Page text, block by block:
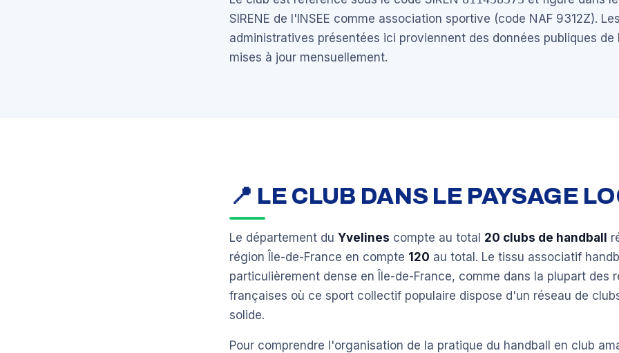
SIRENE de l'INSEE comme association sportive (code NAF 9312Z).
administratives présentées ici proviennent des données publiques de
mises à jour mensuellement.
📍 LE CLUB DANS LE PAYSAGE
Le département du Yvelines compte au total 20 clubs de handball
région Île-de-France en compte 120 au total. Le tissu associatif
particulièrement dense en Île-de-France, comme dans la plupart des
françaises où ce sport collectif populaire dispose d'un réseau de
solide.
Pour comprendre l'organisation de la pratique du handball en club